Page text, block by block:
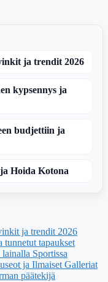
ja trendit 2026
kypsennys ja
budjettiin ja
Hoida Kotona
ja trendit 2026
tapaukset
Sportissa
ja Ilmaiset Galleriat
päätekijä